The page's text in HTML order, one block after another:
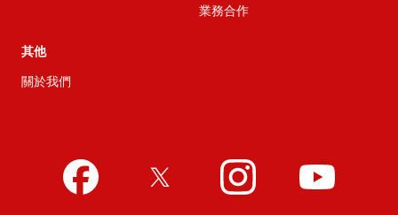
業務合作
其他
關於我們